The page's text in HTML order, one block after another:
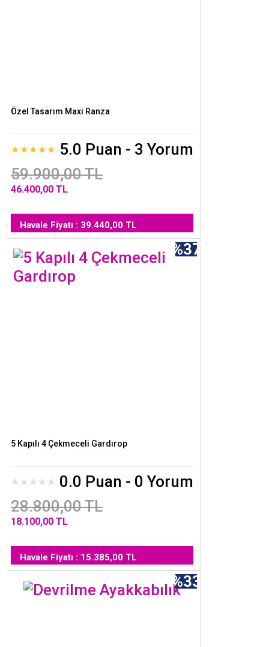
Özel Tasarım Maxi Ranza
5.0 Puan - 3 Yorum
59.900,00 TL
46.400,00 TL
Havale Fiyatı : 39.440,00 TL
%37
5 Kapılı 4 Çekmeceli Gardırop
0.0 Puan - 0 Yorum
28.800,00 TL
18.100,00 TL
Havale Fiyatı : 15.385,00 TL
%33